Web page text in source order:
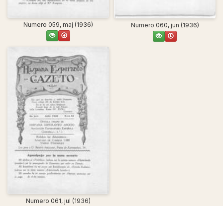
Numero 059, maj (1936) Numero 060, jun (1936)
Numero 061, jul (1936)